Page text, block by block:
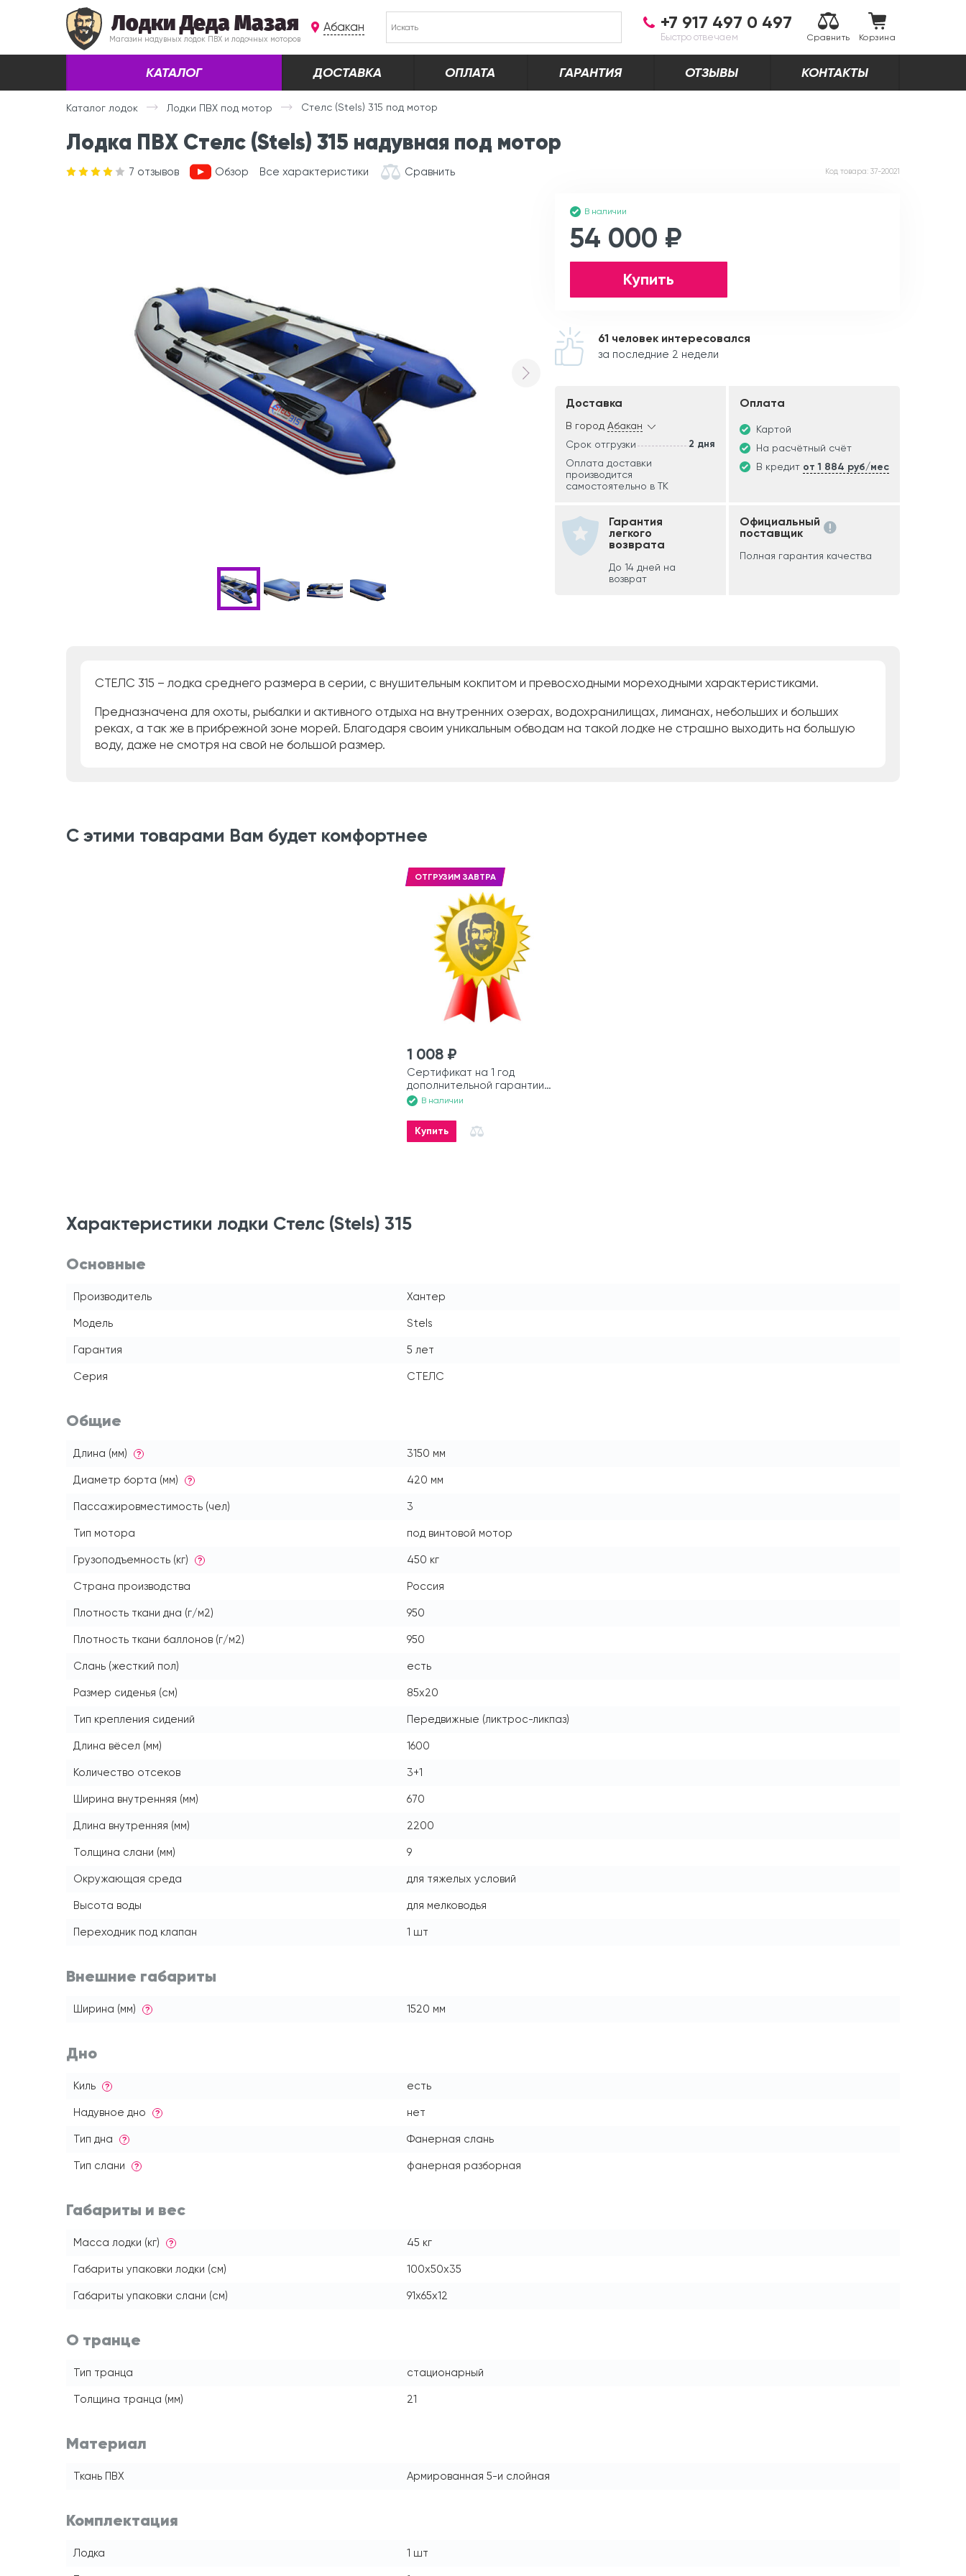
Лодки Деда Мазая
Магазин надувных лодок ПВХ и лодочных моторов
Абакан +7 917 497 0 497
Быстро отвечаем Сравнить Корзина
КАТАЛОГ ДОСТАВКА ОПЛАТА ГАРАНТИЯ ОТЗЫВЫ КОНТАКТЫ
Каталог лодок Лодки ПВХ под мотор Стелс (Stels) 315 под мотор
Лодка ПВХ Стелс (Stels) 315 надувная под мотор
7 отзывов Обзор Все характеристики Сравнить Код товара: 37-20021
В наличии
54 000 ₽
Купить
61 человек интересовался
за последние 2 недели
Доставка
В город Абакан
Срок отгрузки
2 дня
Оплата доставки
производится
самостоятельно в ТК
Оплата
Картой
На расчётный счёт
В кредит от 1 884 руб/мес
Гарантия
легкого
возврата
До 14 дней на
возврат
Официальный
поставщик
Полная гарантия качества
СТЕЛС 315 – лодка среднего размера в серии, с внушительным кокпитом и превосходными мореходными характеристиками.
Предназначена для охоты, рыбалки и активного отдыха на внутренних озерах, водохранилищах, лиманах, небольших и больших
реках, а так же в прибрежной зоне морей. Благодаря своим уникальным обводам на такой лодке не страшно выходить на большую
воду, даже не смотря на свой не большой размер.
С этими товарами Вам будет комфортнее
ОТГРУЗИМ ЗАВТРА
1 008 ₽
Сертификат на 1 год
дополнительной гарантии
на моторную лодку
В наличии
Купить
Характеристики лодки Стелс (Stels) 315
Основные
Производитель Хантер
Модель Stels
Гарантия 5 лет
Серия СТЕЛС
Общие
Длина (мм) ? 3150 мм
Диаметр борта (мм) ? 420 мм
Пассажировместимость (чел) 3
Тип мотора под винтовой мотор
Грузоподъемность (кг) ? 450 кг
Страна производства Россия
Плотность ткани дна (г/м2) 950
Плотность ткани баллонов (г/м2) 950
Слань (жесткий пол) есть
Размер сиденья (см) 85x20
Тип крепления сидений Передвижные (ликтрос-ликпаз)
Длина вёсел (мм) 1600
Количество отсеков 3+1
Ширина внутренняя (мм) 670
Длина внутренняя (мм) 2200
Толщина слани (мм) 9
Окружающая среда для тяжелых условий
Высота воды для мелководья
Переходник под клапан 1 шт
Внешние габариты
Ширина (мм) ? 1520 мм
Дно
Киль ? есть
Надувное дно ? нет
Тип дна ? Фанерная слань
Тип слани ? фанерная разборная
Габариты и вес
Масса лодки (кг) ? 45 кг
Габариты упаковки лодки (см) 100x50x35
Габариты упаковки слани (см) 91x65x12
О транце
Тип транца стационарный
Толщина транца (мм) 21
Материал
Ткань ПВХ Армированная 5-и слойная
Комплектация
Лодка 1 шт